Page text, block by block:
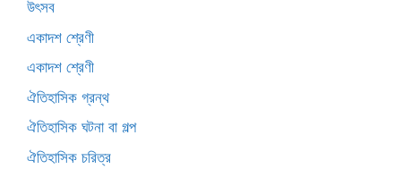
উৎসব
একাদশ শ্রেণী
একাদশ শ্রেণী
ঐতিহাসিক গ্রন্থ
ঐতিহাসিক ঘটনা বা গল্প
ঐতিহাসিক চরিত্র